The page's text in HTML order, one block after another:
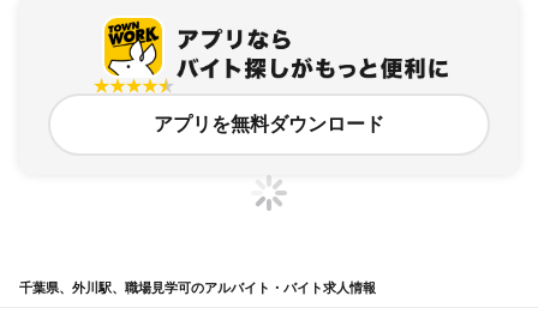
アプリを無料ダウンロード
千葉県、外川駅、職場見学可のアルバイト・バイト求人情報